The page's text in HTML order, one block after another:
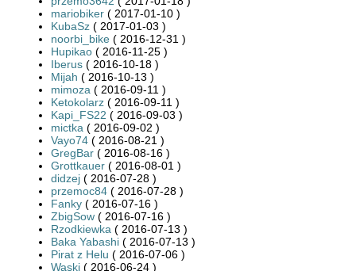
mariobiker ( 2017-01-10 )
KubaSz ( 2017-01-03 )
noorbi_bike ( 2016-12-31 )
Hupikao ( 2016-11-25 )
Iberus ( 2016-10-18 )
Mijah ( 2016-10-13 )
mimoza ( 2016-09-11 )
Ketokolarz ( 2016-09-11 )
Kapi_FS22 ( 2016-09-03 )
mictka ( 2016-09-02 )
Vayo74 ( 2016-08-21 )
GregBar ( 2016-08-16 )
Grottkauer ( 2016-08-01 )
didzej ( 2016-07-28 )
przemoc84 ( 2016-07-28 )
Fanky ( 2016-07-16 )
ZbigSow ( 2016-07-16 )
Rzodkiewka ( 2016-07-13 )
Baka Yabashi ( 2016-07-13 )
Pirat z Helu ( 2016-07-06 )
Waski ( 2016-06-24 )